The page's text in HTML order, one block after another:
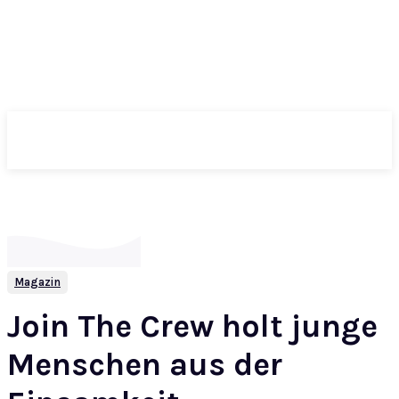
Magazin
Join The Crew holt junge
Menschen aus der